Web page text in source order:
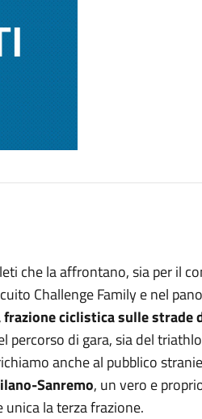
che la affrontano, sia per il
Challenge Family e nel
ciclistica sulle strade
percorso di gara, sia del
anche al pubblico
Sanremo, un vero e
la terza frazione.